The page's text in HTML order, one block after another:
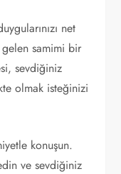
net
samimi bir
sevdiğiniz
olmak isteğinizi
konuşun.
ve sevdiğiniz